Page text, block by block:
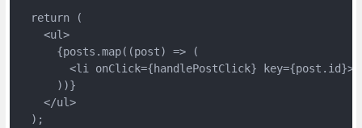
  return (
    <ul>
      {posts.map((post) => (
<li onClick={handlePostClick}
      ))}
    </ul>
  );